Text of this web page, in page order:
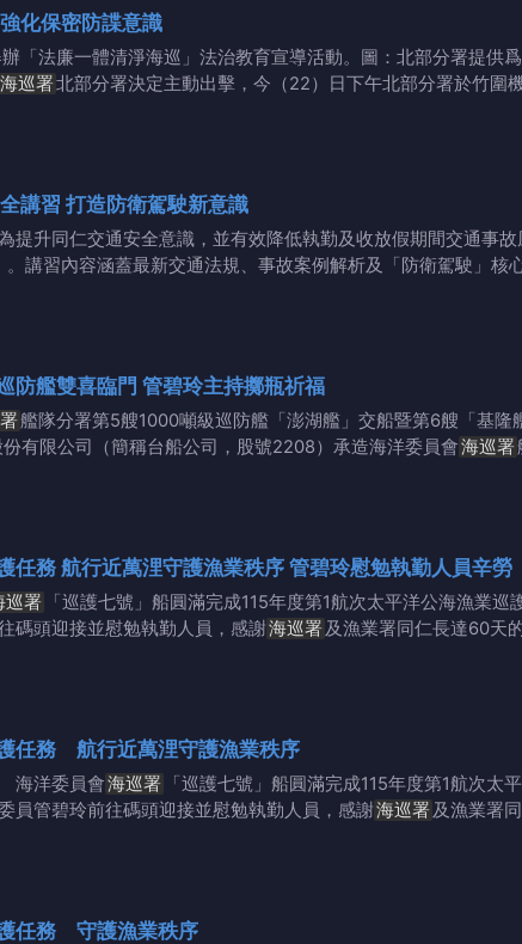
化保密防諜意識
「法廉一體清淨海巡」法治教育宣導活動。圖：北部分署提供
海巡署北部分署決定主動出擊，今（22）日下午北部分署於竹圍
第一二岸巡隊辦理行車安全講習 打造防衛駕駛新意識
提升同仁交通安全意識，並有效降低執勤及收放假期間交通事故
。講習內容涵蓋最新交通法規、事故案例解析及「防衛駕駛」
防艦雙喜臨門 管碧玲主持擲瓶祈福
艦隊分署第5艘1000噸級巡防艦「澎湖艦」交船暨第6艘「基
有限公司（簡稱台船公司，股號2208）承造海洋委員會海巡署
任務 航行近萬浬守護漁業秩序 管碧玲慰勉執勤人員辛勞
巡署
「巡護七號」船圓滿完成115年度第1航次太平洋公海漁業
碼頭迎接並慰勉執勤人員，感謝海巡署及漁業署同仁長達60天
任務 航行近萬浬守護漁業秩序
海洋委員會海巡署
「巡護七號」船圓滿完成115年度第1航次太
員管碧玲前往碼頭迎接並慰勉執勤人員，感謝海巡署及漁業署
護任務 守護漁業秩序